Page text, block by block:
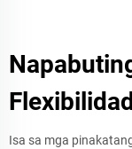
Isa sa mga